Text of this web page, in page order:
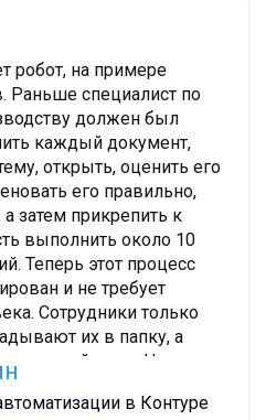
робот, на примере
Раньше специалист по
должен был
каждый документ,
открыть, оценить его
его правильно,
затем прикрепить к
выполнить около 10
Теперь этот процесс
и не требует
Сотрудники только
их в папку, а
действия. На них у
он не отвлекается, не
время и
в Контуре